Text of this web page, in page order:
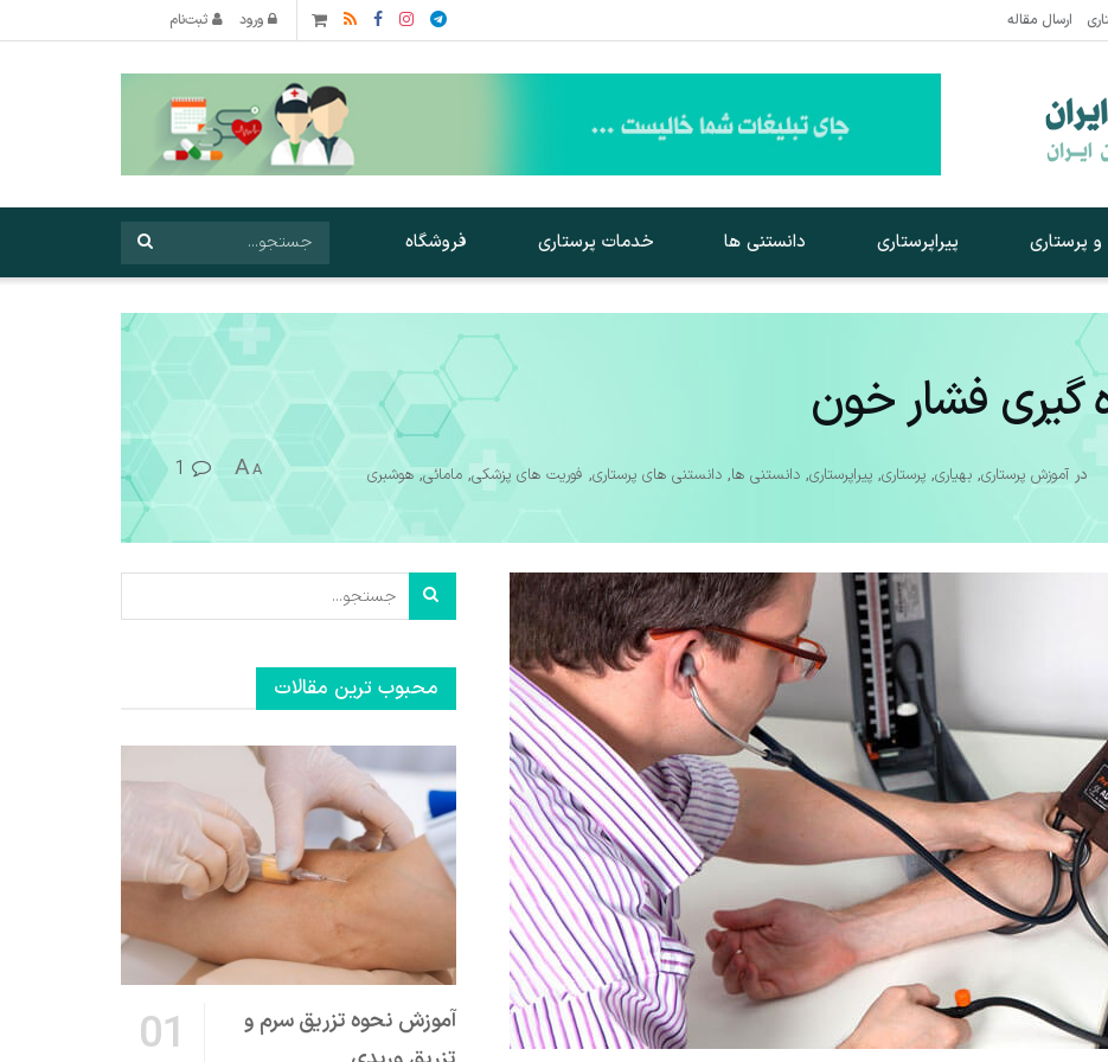
ارسال مقاله ورود ثبت‌نام
پرستاری پیراپرستاری دانستنی ها خدمات پرستاری فروشگاه
گیری فشار خون
در آموزش پرستاری, بهیاری, پرستاری, پیراپرستاری, دانستنی ها, دانستنی های پرستاری, فوریت های پزشکی, مامائی,هوشبری A
A
محبوب ترین مقالات
آموزش نحوه تزریق سرم و